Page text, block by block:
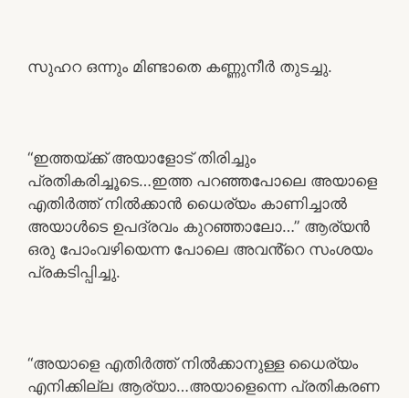
സുഹറ ഒന്നും മിണ്ടാതെ കണ്ണുനീർ തുടച്ചു.
“ഇത്തയ്ക്ക് അയാളോട് തിരിച്ചും
പ്രതികരിച്ചൂടെ…ഇത്ത പറഞ്ഞപോലെ അയാളെ
എതിർത്ത് നിൽക്കാൻ ധൈര്യം കാണിച്ചാൽ
അയാൾടെ ഉപദ്രവം കുറഞ്ഞാലോ…” ആര്യൻ
ഒരു പോംവഴിയെന്ന പോലെ അവൻ്റെ സംശയം
പ്രകടിപ്പിച്ചു.
“അയാളെ എതിർത്ത് നിൽക്കാനുള്ള ധൈര്യം
എനിക്കില്ല ആര്യാ…അയാളെന്നെ പ്രതികരണ